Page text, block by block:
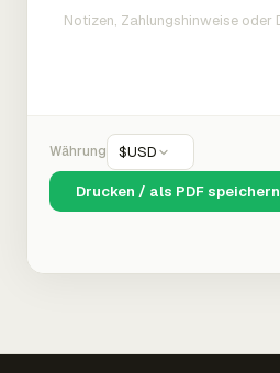
Währung $USD
Drucken / als PDF speichern